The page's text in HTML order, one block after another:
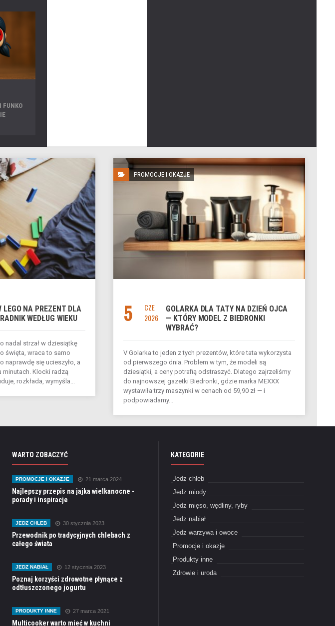
FUNKO
LEGO NA PREZENT DLA
WEDŁUG WIEKU
nadal strzał w dziesiątkę
święta, wraca to samo
naprawdę się ucieszyło, a
minutach. Klocki radzą
rozkłada, wymyśla...
PROMOCJE I OKAZJE
5
CZE
2026
GOLARKA DLA TATY NA DZIEŃ OJCA
— KTÓRY MODEL Z BIEDRONKI
WYBRAĆ?
V Golarka to jeden z tych prezentów, które tata wykorzysta
od pierwszego dnia. Problem w tym, że modeli są
dziesiątki, a ceny potrafią odstraszyć. Dlatego zajrzeliśmy
do najnowszej gazetki Biedronki, gdzie marka MEXXX
wystawiła trzy maszynki w cenach od 59,90 zł — i
podpowiadamy...
WARTO ZOBACZYĆ
PROMOCJE I OKAZJE 21 marca 2024
Najlepszy przepis na jajka wielkanocne -
porady i inspiracje
JEDZ CHLEB 30 stycznia 2023
Przewodnik po tradycyjnych chlebach z
całego świata
JEDZ NABIAŁ 12 stycznia 2023
Poznaj korzyści zdrowotne płynące z
odtłuszczonego jogurtu
PRODUKTY INNE 27 marca 2021
Multicooker warto mieć w kuchni
KATEGORIE
Jedz chleb
Jedz miody
Jedz mięso, wędliny, ryby
Jedz nabiał
Jedz warzywa i owoce
Promocje i okazje
Produkty inne
Zdrowie i uroda